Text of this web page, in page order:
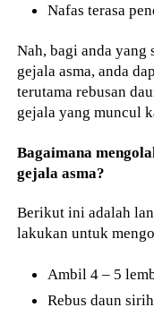
Nafas terasa
Nah, bagi anda yang
gejala asma, anda
terutama rebusan
gejala yang muncul
Bagaimana
gejala asma?
Berikut ini adalah
lakukan untuk
Ambil 4 – 5
Rebus daun